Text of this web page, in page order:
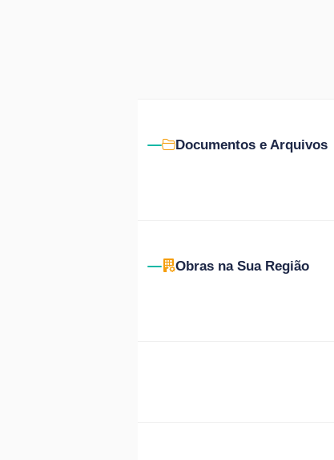
Documentos e Arquivos
Obras na Sua Região